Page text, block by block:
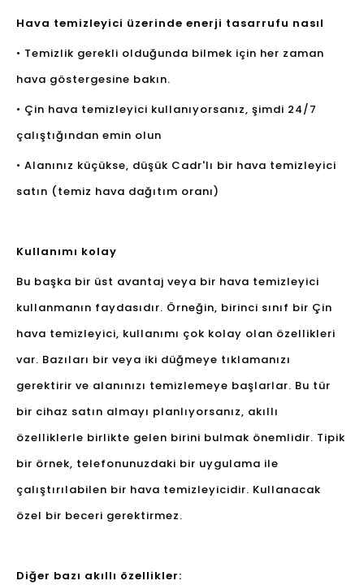
Hava temizleyici üzerinde enerji tasarrufu nasıl
• Temizlik gerekli olduğunda bilmek için her zaman
hava göstergesine bakın.
• Çin hava temizleyici kullanıyorsanız, şimdi 24/7
çalıştığından emin olun
• Alanınız küçükse, düşük Cadr'lı bir hava temizleyici
satın (temiz hava dağıtım oranı)
Kullanımı kolay
Bu başka bir üst avantaj veya bir hava temizleyici
kullanmanın faydasıdır. Örneğin, birinci sınıf bir Çin
hava temizleyici, kullanımı çok kolay olan özellikleri
var. Bazıları bir veya iki düğmeye tıklamanızı
gerektirir ve alanınızı temizlemeye başlarlar. Bu tür
bir cihaz satın almayı planlıyorsanız, akıllı
özelliklerle birlikte gelen birini bulmak önemlidir. Tipik
bir örnek, telefonunuzdaki bir uygulama ile
çalıştırılabilen bir hava temizleyicidir. Kullanacak
özel bir beceri gerektirmez.
Diğer bazı akıllı özellikler: